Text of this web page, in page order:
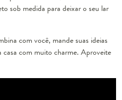
sob medida para deixar o seu lar
com você, mande suas ideias
casa com muito charme. Aproveite